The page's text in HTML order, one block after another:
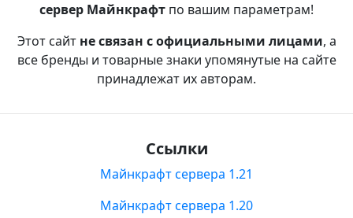
сервер Майнкрафт по вашим параметрам!
Этот сайт не связан с официальными лицами, а
все бренды и товарные знаки упомянутые на сайте
принадлежат их авторам.
Ссылки
Майнкрафт сервера 1.21
Майнкрафт сервера 1.20